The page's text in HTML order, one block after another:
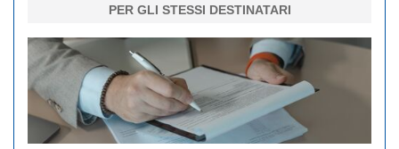
PER GLI STESSI DESTINATARI